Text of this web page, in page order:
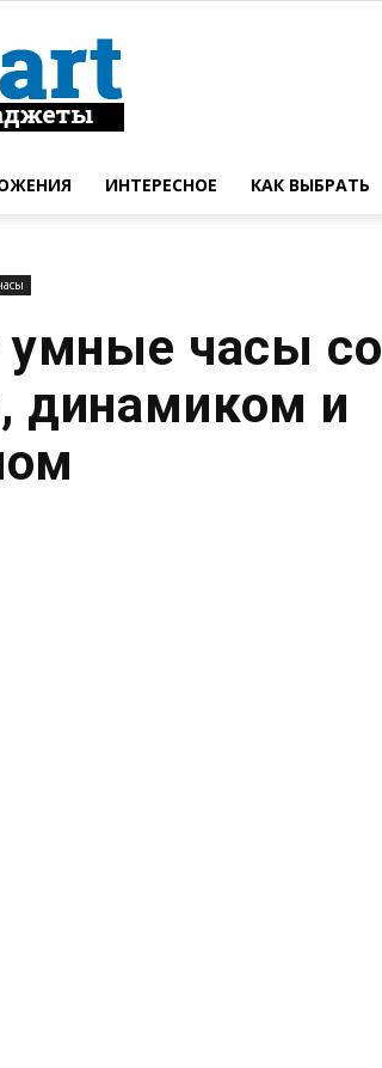
ИНТЕРЕСНОЕ КАК ВЫБРАТЬ
умные часы со
динамиком и